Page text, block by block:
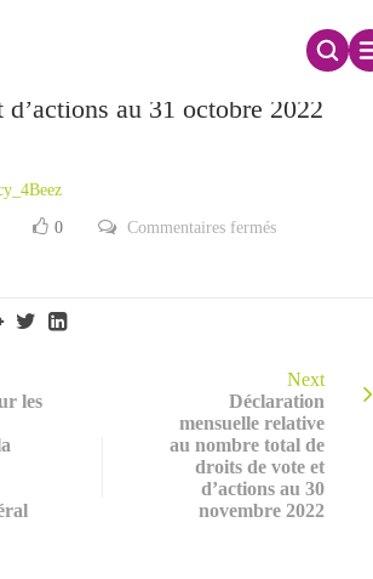
relative au nombre total de
au 31 octobre 2022
0 Commentaires ferméssur
de
vote
et
d’actions
au
31
octobre
2022
les
Next
Déclaration
mensuelle relative
au nombre total de
droits de vote et
d’actions au 30
novembre 2022